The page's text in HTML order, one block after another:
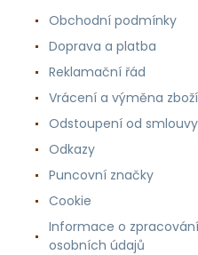
Obchodní podmínky
Doprava a platba
Reklamační řád
Vrácení a výměna zboží
Odstoupení od smlouvy
Odkazy
Puncovní značky
Cookie
Informace o zpracování
osobních údajů